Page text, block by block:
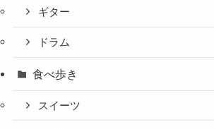
ギター
ドラム
食べ歩き
スイーツ